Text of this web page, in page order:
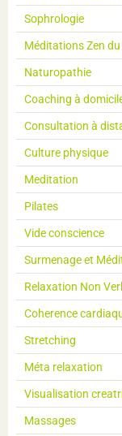
Sophrologie
Méditations Zen
Naturopathie
Coaching à
Consultation à
Culture physique
Meditation
Pilates
Vide conscience
Surmenage et
Relaxation Non
Coherence
Stretching
Méta relaxation
Visualisation
Massages